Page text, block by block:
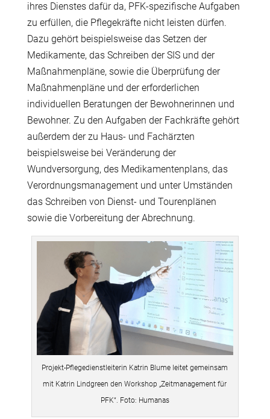
ihres Dienstes dafür da, PFK-spezifische Aufgaben
zu erfüllen, die Pflegekräfte nicht leisten dürfen.
Dazu gehört beispielsweise das Setzen der
Medikamente, das Schreiben der SIS und der
Maßnahmenpläne, sowie die Überprüfung der
Maßnahmenpläne und der erforderlichen
individuellen Beratungen der Bewohnerinnen und
Bewohner. Zu den Aufgaben der Fachkräfte gehört
außerdem der zu Haus- und Fachärzten
beispielsweise bei Veränderung der
Wundversorgung, des Medikamentenplans, das
Verordnungsmanagement und unter Umständen
das Schreiben von Dienst- und Tourenplänen
sowie die Vorbereitung der Abrechnung.
Projekt-Pflegedienstleiterin Katrin Blume leitet gemeinsam
mit Katrin Lindgreen den Workshop „Zeitmanagement für
PFK“. Foto: Humanas